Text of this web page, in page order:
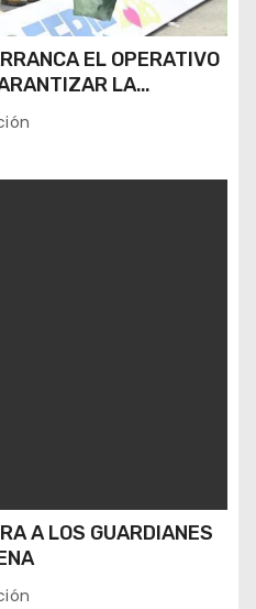
EL OPERATIVO
LA
9 MILLONES DE
A LOS GUARDIANES